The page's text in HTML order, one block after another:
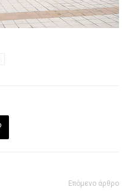
Επόμενο άρθρο